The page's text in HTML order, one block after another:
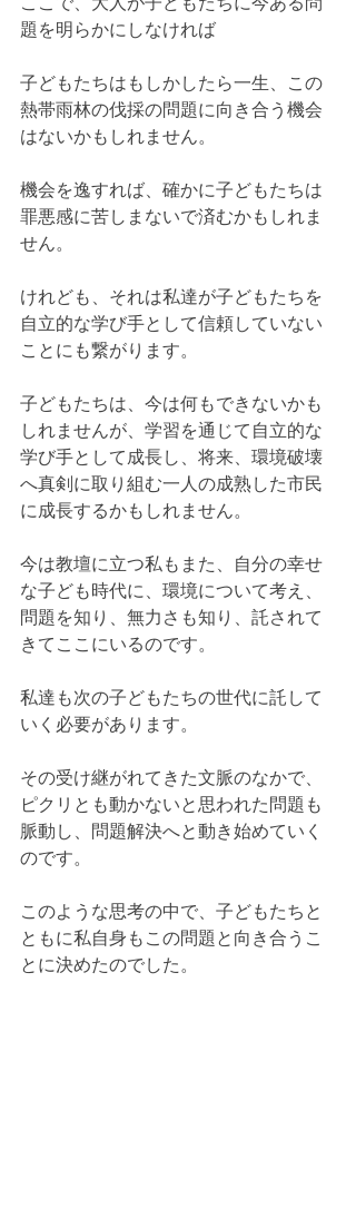
題を明らかにしなければ
子どもたちはもしかしたら一生、この
熱帯雨林の伐採の問題に向き合う機会
はないかもしれません。
機会を逸すれば、確かに子どもたちは
罪悪感に苦しまないで済むかもしれま
せん。
けれども、それは私達が子どもたちを
自立的な学び手として信頼していない
ことにも繋がります。
子どもたちは、今は何もできないかも
しれませんが、学習を通じて自立的な
学び手として成長し、将来、環境破壊
へ真剣に取り組む一人の成熟した市民
に成長するかもしれません。
今は教壇に立つ私もまた、自分の幸せ
な子ども時代に、環境について考え、
問題を知り、無力さも知り、託されて
きてここにいるのです。
私達も次の子どもたちの世代に託して
いく必要があります。
その受け継がれてきた文脈のなかで、
ピクリとも動かないと思われた問題も
脈動し、問題解決へと動き始めていく
のです。
このような思考の中で、子どもたちと
ともに私自身もこの問題と向き合うこ
とに決めたのでした。